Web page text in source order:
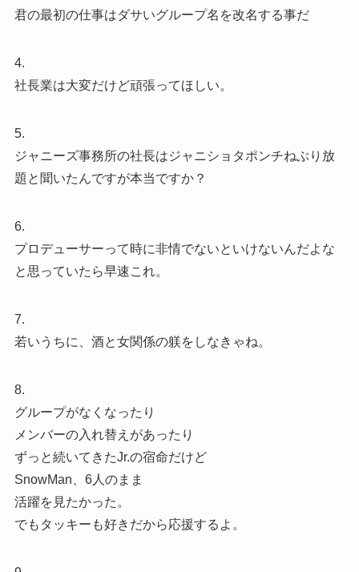
君の最初の仕事はダサいグループ名を改名する事だ
4.
社長業は大変だけど頑張ってほしい。
5.
ジャニーズ事務所の社長はジャニショタポンチねぶり放
題と聞いたんですが本当ですか？
6.
プロデューサーって時に非情でないといけないんだよな
と思っていたら早速これ。
7.
若いうちに、酒と女関係の躾をしなきゃね。
8.
グループがなくなったり
メンバーの入れ替えがあったり
ずっと続いてきたJr.の宿命だけど
SnowMan、6人のまま
活躍を見たかった。
でもタッキーも好きだから応援するよ。